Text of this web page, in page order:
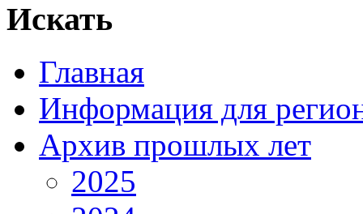
Искать
Главная
Информация для
Архив прошлых лет
2025